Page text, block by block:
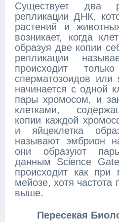
Существует два
репликации ДНК,
растений и
возникает, когда
образуя две копии
репликации
происходит
сперматозоидов или
начинается с одной
пары хромосом, и
клетками,
копии каждой
и яйцеклетка
называют эмбрион
они образуют
данным Science
происходит как при
мейозе, хотя частота
выше.
Пересекая